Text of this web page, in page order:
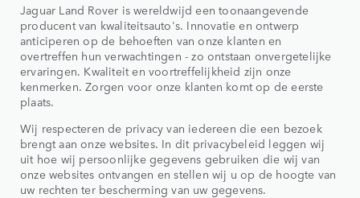
Jaguar Land Rover is wereldwijd een toonaangevende
producent van kwaliteitsauto's. Innovatie en ontwerp
anticiperen op de behoeften van onze klanten en
overtreffen hun verwachtingen - zo ontstaan onvergetelijke
ervaringen. Kwaliteit en voortreffelijkheid zijn onze
kenmerken. Zorgen voor onze klanten komt op de eerste
plaats.
Wij respecteren de privacy van iedereen die een bezoek
brengt aan onze websites. In dit privacybeleid leggen wij
uit hoe wij persoonlijke gegevens gebruiken die wij van
onze websites ontvangen en stellen wij u op de hoogte van
uw rechten ter bescherming van uw gegevens.